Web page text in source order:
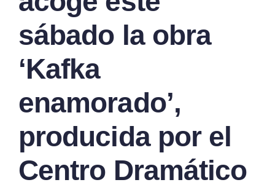
sábado la obra
‘Kafka
enamorado’,
producida por el
Centro Dramático